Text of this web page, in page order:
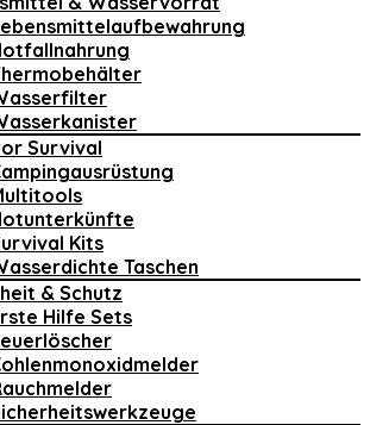
Survival
Kits
Taschen
& Schutz
Hilfe Sets